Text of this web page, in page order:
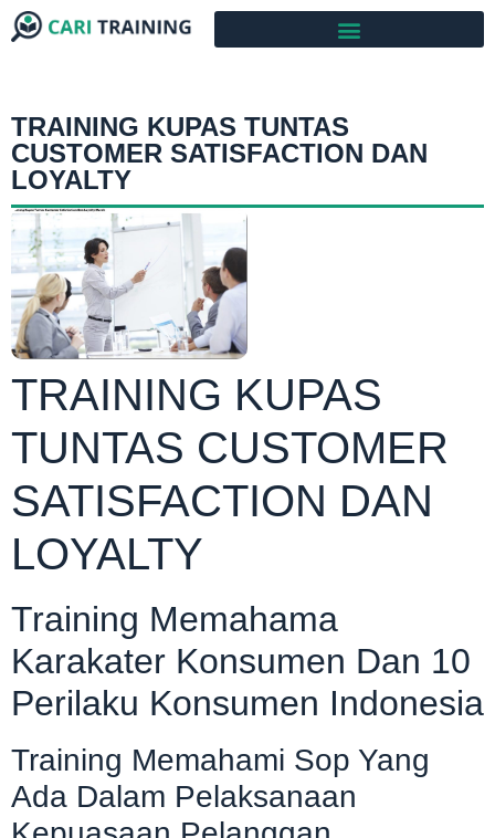
TRAINING KUPAS TUNTAS
CUSTOMER SATISFACTION DAN
LOYALTY
TRAINING KUPAS
TUNTAS CUSTOMER
SATISFACTION DAN
LOYALTY
Training Memahama
Karakater Konsumen Dan 10
Perilaku Konsumen Indonesia
Training Memahami Sop Yang
Ada Dalam Pelaksanaan